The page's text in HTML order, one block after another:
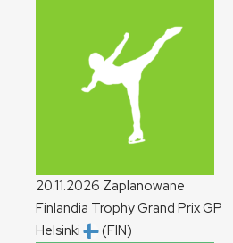
20.11.2026 Zaplanowane
Finlandia Trophy Grand PrixGP
Helsinki
(FIN)